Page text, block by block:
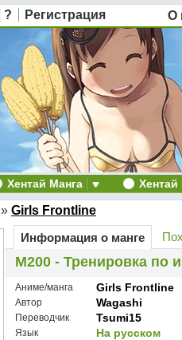
? Регистрация О
Хентай Манга
» Girls Frontline
Информация о манге
M200 - Тренировка по
Аниме/манга Girls Frontline
Автор Wagashi
Переводчик Tsumi15
Язык На русском